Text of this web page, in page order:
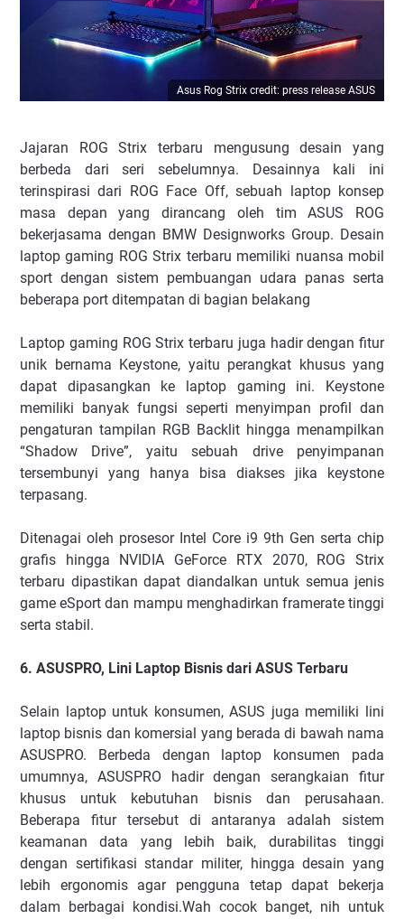
Asus Rog Strix credit: press release ASUS
Jajaran ROG Strix terbaru mengusung desain yang
berbeda dari seri sebelumnya. Desainnya kali ini
terinspirasi dari ROG Face Off, sebuah laptop konsep
masa depan yang dirancang oleh tim ASUS ROG
bekerjasama dengan BMW Designworks Group. Desain
laptop gaming ROG Strix terbaru memiliki nuansa mobil
sport dengan sistem pembuangan udara panas serta
beberapa port ditempatan di bagian belakang
Laptop gaming ROG Strix terbaru juga hadir dengan fitur
unik bernama Keystone, yaitu perangkat khusus yang
dapat dipasangkan ke laptop gaming ini. Keystone
memiliki banyak fungsi seperti menyimpan profil dan
pengaturan tampilan RGB Backlit hingga menampilkan
“Shadow Drive”, yaitu sebuah drive penyimpanan
tersembunyi yang hanya bisa diakses jika keystone
terpasang.
Ditenagai oleh prosesor Intel Core i9 9th Gen serta chip
grafis hingga NVIDIA GeForce RTX 2070, ROG Strix
terbaru dipastikan dapat diandalkan untuk semua jenis
game eSport dan mampu menghadirkan framerate tinggi
serta stabil.
6. ASUSPRO, Lini Laptop Bisnis dari ASUS Terbaru
Selain laptop untuk konsumen, ASUS juga memiliki lini
laptop bisnis dan komersial yang berada di bawah nama
ASUSPRO. Berbeda dengan laptop konsumen pada
umumnya, ASUSPRO hadir dengan serangkaian fitur
khusus untuk kebutuhan bisnis dan perusahaan.
Beberapa fitur tersebut di antaranya adalah sistem
keamanan data yang lebih baik, durabilitas tinggi
dengan sertifikasi standar militer, hingga desain yang
lebih ergonomis agar pengguna tetap dapat bekerja
dalam berbagai kondisi.Wah cocok banget, nih untuk